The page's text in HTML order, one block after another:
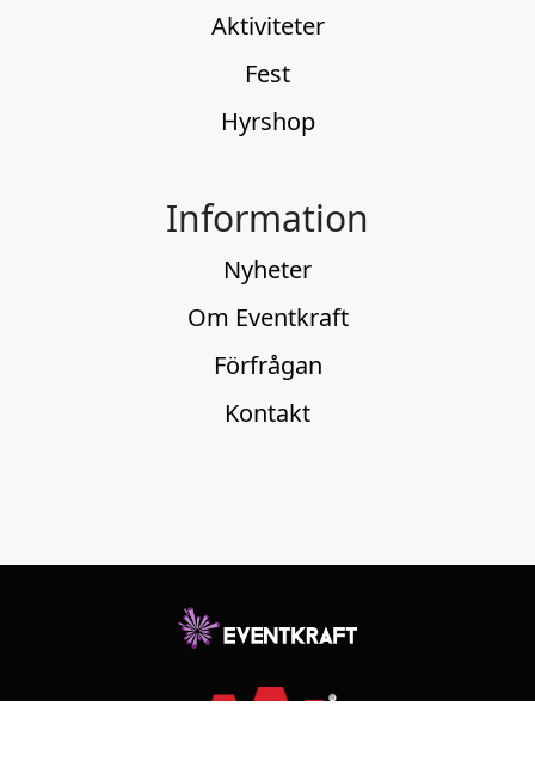
Aktiviteter
Fest
Hyrshop
Information
Nyheter
Om Eventkraft
Förfrågan
Kontakt